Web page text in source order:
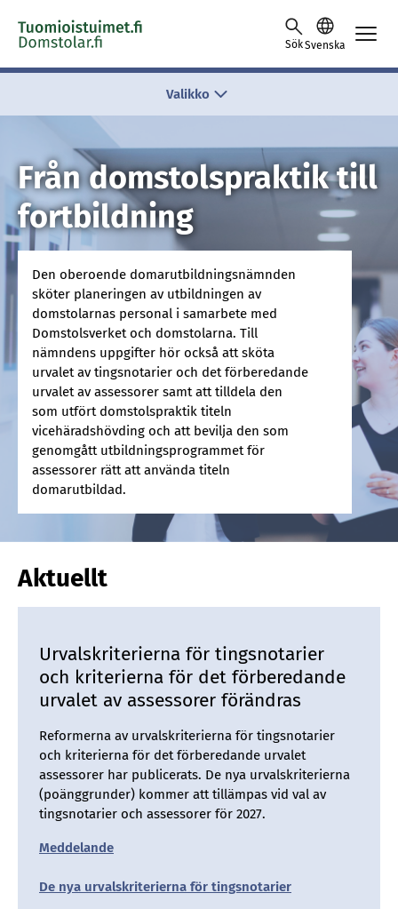
Skip to content -saavutettavuusohje
SökSvenska
Valikko
Från domstolspraktik till
fortbildning
Den oberoende domarutbildningsnämnden
sköter planeringen av utbildningen av
domstolarnas personal i samarbete med
Domstolsverket och domstolarna. Till
nämndens uppgifter hör också att sköta
urvalet av tingsnotarier och det förberedande
urvalet av assessorer samt att tilldela den
som utfört domstolspraktik titeln
vicehäradshövding och att bevilja den som
genomgått utbildningsprogrammet för
assessorer rätt att använda titeln
domarutbildad.
Aktuellt
Urvalskriterierna för tingsnotarier
och kriterierna för det förberedande
urvalet av assessorer förändras
Reformerna av urvalskriterierna för tingsnotarier
och kriterierna för det förberedande urvalet
assessorer har publicerats. De nya urvalskriterierna
(poänggrunder) kommer att tillämpas vid val av
tingsnotarier och assessorer för 2027.
Meddelande
De nya urvalskriterierna för tingsnotarier